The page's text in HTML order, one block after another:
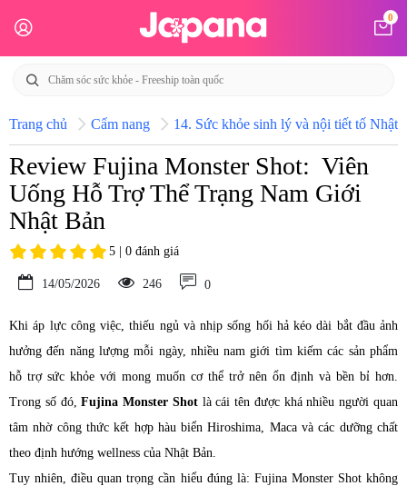
0
Trang chủ Cẩm nang 14. Sức khỏe sinh lý và nội tiết tố Nhật
Review Fujina Monster Shot: Viên
Uống Hỗ Trợ Thể Trạng Nam Giới
Nhật Bản
5 | 0 đánh giá
14/05/2026 246 0
Khi áp lực công việc, thiếu ngủ và nhịp sống hối hả kéo dài bắt đầu ảnh
hưởng đến năng lượng mỗi ngày, nhiều nam giới tìm kiếm các sản phẩm
hỗ trợ sức khỏe với mong muốn cơ thể trở nên ổn định và bền bỉ hơn.
Trong số đó,Fujina Monster Shotlà cái tên được khá nhiều người quan
tâm nhờ công thức kết hợp hàu biển Hiroshima, Maca và các dưỡng chất
theo định hướng wellness của Nhật Bản.
Tuy nhiên, điều quan trọng cần hiểu đúng là: Fujina Monster Shot không